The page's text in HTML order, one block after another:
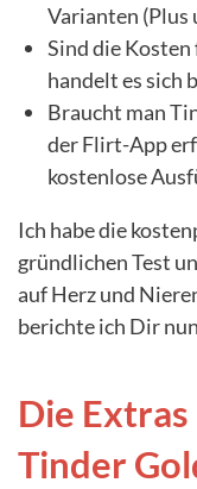
Varianten (Plus
Sind die
handelt es sich
Braucht man
der Flirt-App
kostenlose
Ich habe die
gründlichen Test
auf Herz und
berichte ich Dir
Die
Tinder